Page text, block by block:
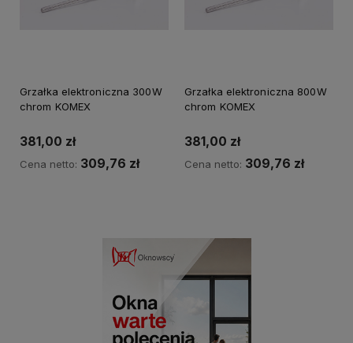
Grzałka elektroniczna 300W
chrom KOMEX
381,00 zł
Cena netto: 309,76 zł
Grzałka elektroniczna 800W
chrom KOMEX
381,00 zł
Cena netto: 309,76 zł